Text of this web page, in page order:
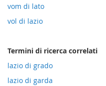
vom di lato
vol di lazio
Termini di ricerca correlati
lazio di grado
lazio di garda